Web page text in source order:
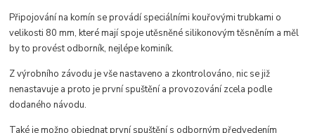
Připojování na komín se provádí speciálními kouřovými trubkami o
velikosti 80 mm, které mají spoje utěsněné silikonovým těsněním a měl
by to provést odborník, nejlépe kominík.
Z výrobního závodu je vše nastaveno a zkontrolováno, nic se již
nenastavuje a proto je první spuštění a provozování zcela podle
dodaného návodu.
Také je možno objednat první spuštění s odborným předvedením